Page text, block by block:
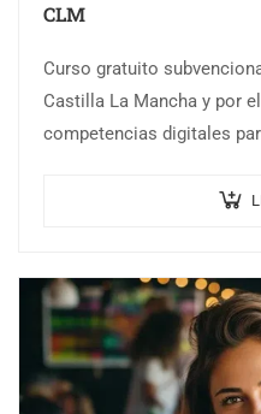
CLM
Curso gratuito
Castilla La Mancha y por
competencias digitales